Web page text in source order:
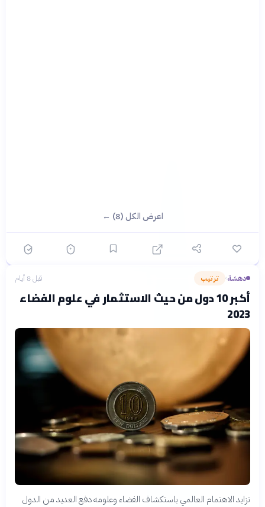
اعرض الكل (8) ←
دهشة› ترتيب قبل 8 أيام
أكبر 10 دول من حيث الاستثمار في علوم الفضاء
2023
تزايد الاهتمام العالمي باستكشاف الفضاء وعلومه دفع العديد من الدول